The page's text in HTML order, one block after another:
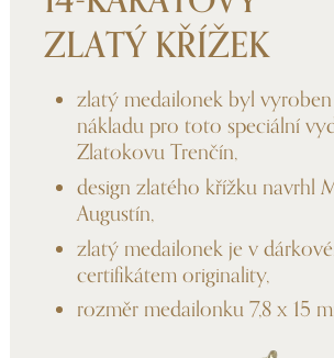
ZLATÝ KŘÍŽEK
zlatý medailonek byl
nákladu pro toto speciální
Zlatokovu Trenčín,
design zlatého křížku navrhl
Augustín,
zlatý medailonek je v
certifikátem originality,
rozměr medailonku 7,8 x 15